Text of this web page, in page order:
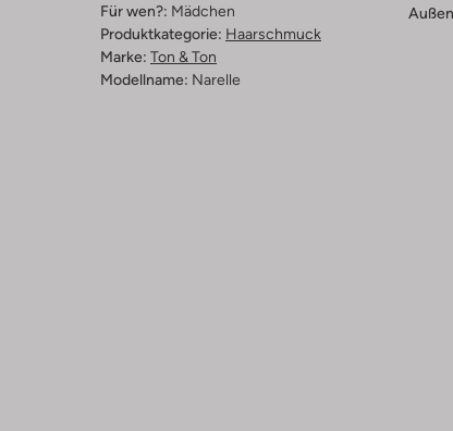
Für wen?: Mädchen
Produktkategorie: Haarschmuck
Marke: Ton & Ton
Modellname: Narelle